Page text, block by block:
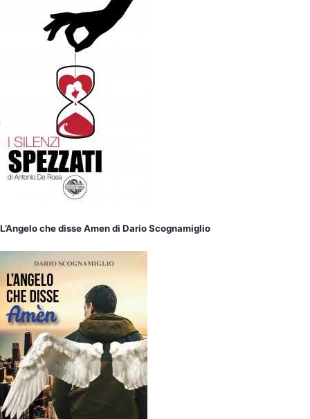
L’Angelo che disse Amendi Dario Scognamiglio